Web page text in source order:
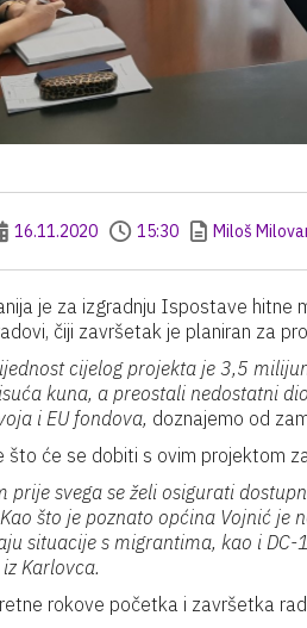
16.11.2020 15:30 Miloš
je za izgradnju Ispostave hitne
čiji završetak je planiran za
cijelog projekta je 3,5
kuna, a preostali nedostatni
i EU fondova, doznajemo od
što će se dobiti s ovim projektom
prije svega se želi osigurati
što je poznato općina Vojnić je
situacije s migrantima, kao i
Karlovca.
rokove početka i završetka